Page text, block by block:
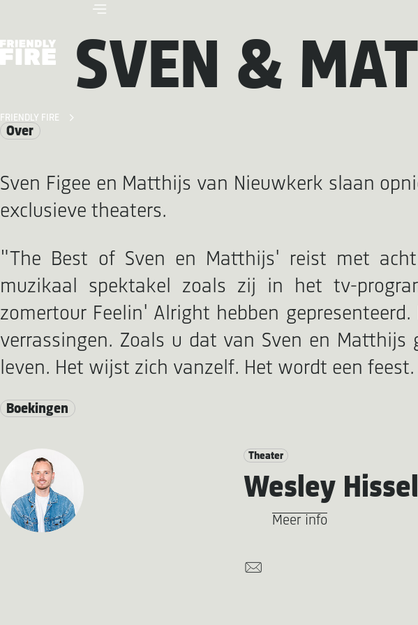
FRIENDLY FIRE
SVEN &
Over
Sven Figee en Matthijs van Nieuwkerk slaan
exclusieve theaters.
"The Best of Sven en Matthijs' reist met
muzikaal spektakel zoals zij in het tv-
zomertour Feelin' Alright hebben
verrassingen. Zoals u dat van Sven en
leven. Het wijst zich vanzelf. Het wordt een feest.
Boekingen
Theater
Wesley Hissel
Meer info